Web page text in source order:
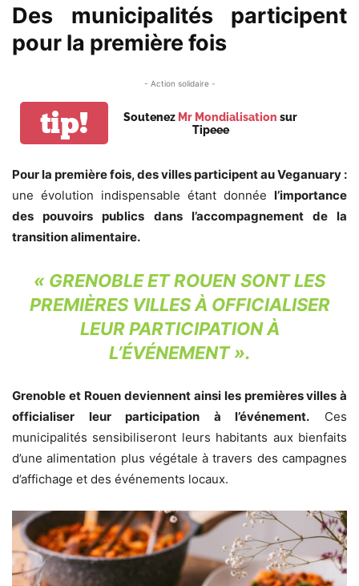
Des municipalités participent
pour la première fois
- Action solidaire -
tip! Soutenez Mr Mondialisation sur
Tipeee
Pour la première fois, des villes participent au Veganuary :
une évolution indispensable étant donnée l’importance
des pouvoirs publics dans l’accompagnement de la
transition alimentaire.
« GRENOBLE ET ROUEN SONT LES
PREMIÈRES VILLES À OFFICIALISER
LEUR PARTICIPATION À
L’ÉVÉNEMENT ».
Grenoble et Rouen deviennent ainsi les premières villes à
officialiser leur participation à l’événement. Ces
municipalités sensibiliseront leurs habitants aux bienfaits
d’une alimentation plus végétale à travers des campagnes
d’affichage et des événements locaux.